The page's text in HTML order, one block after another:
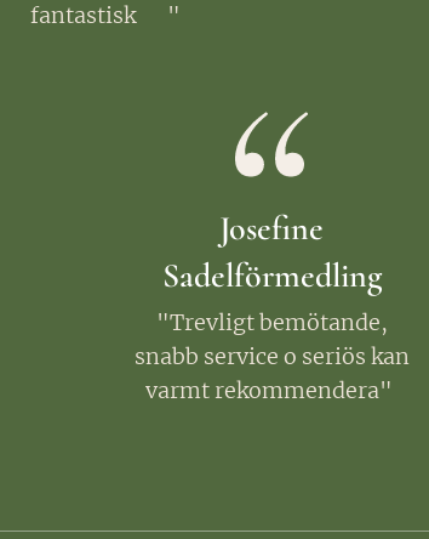
fantastisk ❤️"
Josefine
Sadelförmedling
"Trevligt bemötande,
snabb service o seriös kan
varmt rekommendera"